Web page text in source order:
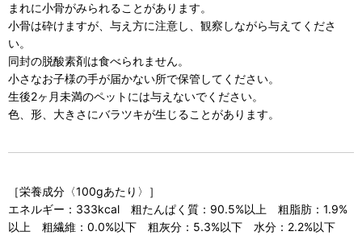
まれに小骨がみられることがあります。
小骨は砕けますが、与え方に注意し、観察しながら与えてくださ
い。
同封の脱酸素剤は食べられません。
小さなお子様の手が届かない所で保管してください。
生後2ヶ月未満のペットには与えないでください。
色、形、大きさにバラツキが生じることがあります。
［栄養成分〈100gあたり〉］
エネルギー：333kcal 粗たんぱく質：90.5%以上 粗脂肪：1.9%
以上 粗繊維：0.0%以下 粗灰分：5.3%以下 水分：2.2%以下